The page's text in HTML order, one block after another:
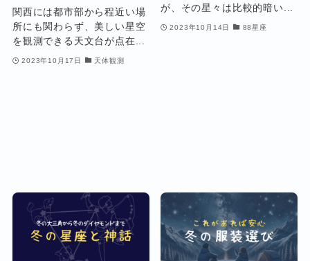
関西には都市部から程近い場
所にも関わらず、美しい星空
を観測できる天文台が点在...
2023年10月17日 天体観測
が、その星々は比較的暗い...
2023年10月14日 88星座